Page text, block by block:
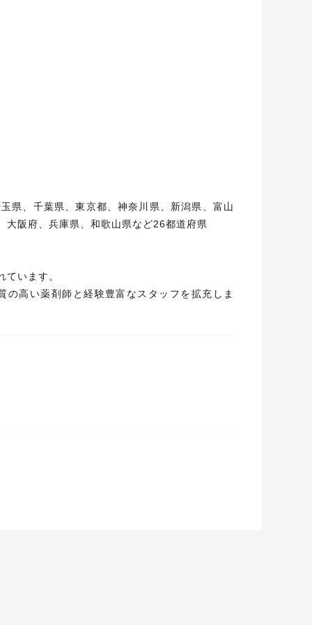
県、千葉県、東京都、神奈川県、新潟県、富山
大阪府、兵庫県、和歌山県など26都道府県
います。
高い薬剤師と経験豊富なスタッフを拡充しま